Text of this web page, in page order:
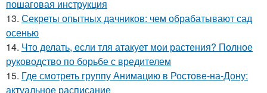
пошаговая инструкция
13. Секреты опытных дачников: чем обрабатывают сад
осенью
14. Что делать, если тля атакует мои растения? Полное
руководство по борьбе с вредителем
15. Где смотреть группу Анимацию в Ростове-на-Дону:
актуальное расписание